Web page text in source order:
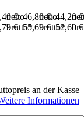
€
netto
€
brutto*
46,80 €
netto
55,69 €
brutto*
44,20
52,60
an der Kasse
Informationen